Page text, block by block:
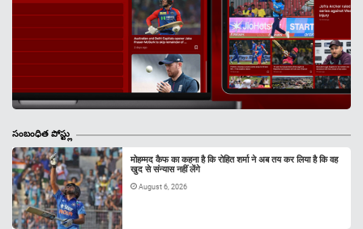
సంబంధిత పోస్ట్లు
मोहम्मद कैफ का कहना है कि रोहित शर्मा ने अब तय कर लिया है कि वह
खुद से संन्यास नहीं लेंगे
August 6, 2026